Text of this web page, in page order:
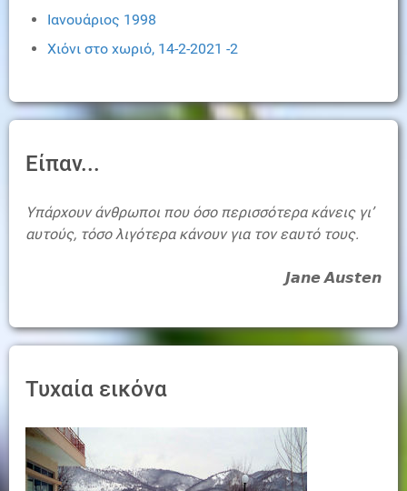
Ιανουάριος 1998
Χιόνι στο χωριό, 14-2-2021 -2
Είπαν...
Υπάρχουν άνθρωποι που όσο περισσότερα κάνεις γι’
αυτούς, τόσο λιγότερα κάνουν για τον εαυτό τους.
𝙅𝙖𝙣𝙚 𝘼𝙪𝙨𝙩𝙚𝙣
Τυχαία εικόνα